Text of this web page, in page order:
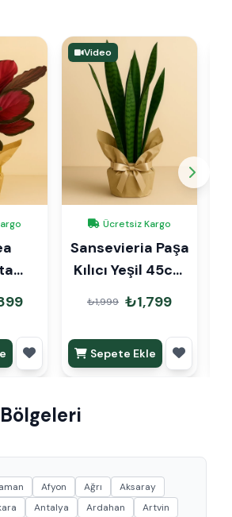
Video
Ücretsiz Kargo
Sansevieria Paşa
Kılıcı Yeşil 45cm
Hediye Paketli
₺1,999 ₺1,799
Sepete Ekle
Bölgeleri
Afyon Ağrı
Aksaray
Antalya Ardahan
Artvin